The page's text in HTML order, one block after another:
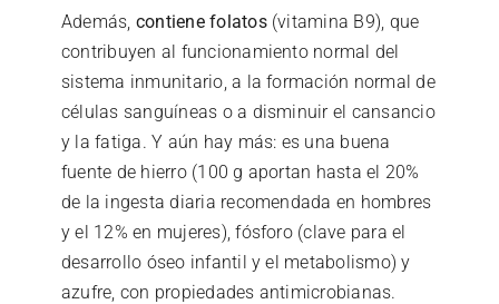
Además, contiene folatos(vitamina B9), que
contribuyen al funcionamiento normal del
sistema inmunitario, a la formación normal de
células sanguíneas o a disminuir el cansancio
y la fatiga. Y aún hay más: es una buena
fuente de hierro (100 g aportan hasta el 20%
de la ingesta diaria recomendada en hombres
y el 12% en mujeres), fósforo (clave para el
desarrollo óseo infantil y el metabolismo) y
azufre, con propiedades antimicrobianas.